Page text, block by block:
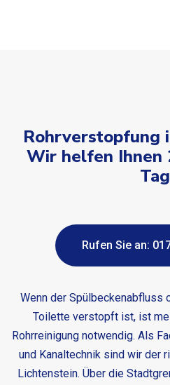
Rohrverstopfung
Wir helfen Ihnen
Rufen Sie an:
Wenn der
Toilette verstopft ist, ist
Rohrreinigung notwendig. Als
und Kanaltechnik sind wir der
Lichtenstein. Über die